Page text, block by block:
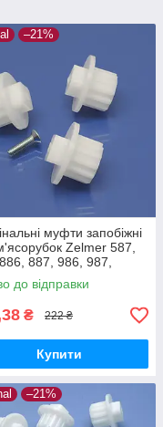
–21%
муфти запобіжні
Zelmer 587,
887, 986, 987,
MM1000, MM2000
до відправки
₴ 222 ₴
Купити
–21%